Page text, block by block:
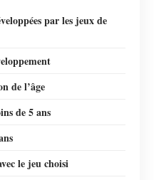
par les jeux de
de l’âge
de 5 ans
le jeu choisi